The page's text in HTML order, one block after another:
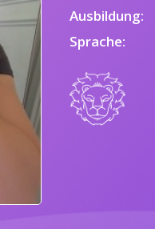
Ausbildung:
Sprache: